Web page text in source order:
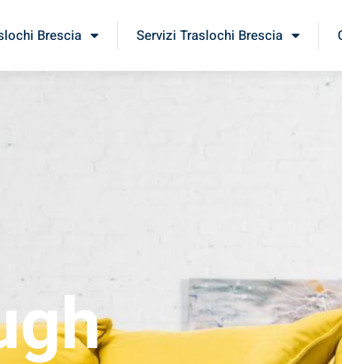
Brescia Servizi Traslochi Brescia